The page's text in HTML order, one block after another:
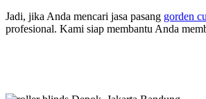
Jadi, jika Anda mencari jasa pasang gorden
profesional. Kami siap membantu Anda